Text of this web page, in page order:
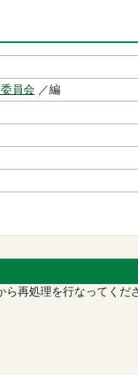
員会 ／編
ら再処理を行なってくだ